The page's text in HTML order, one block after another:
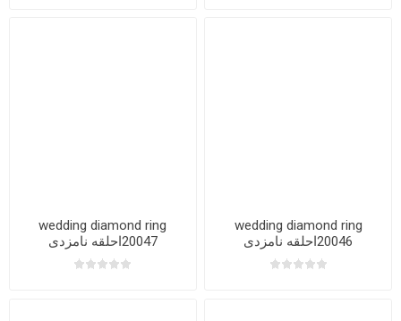
wedding diamond ring
20046احلقه نامزدی
wedding diamond ring
20047احلقه نامزدی